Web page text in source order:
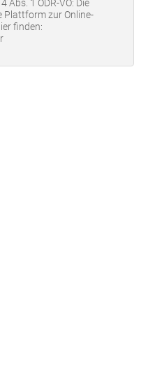
Abs. 1 ODR-VO: Die
Plattform zur Online-
finden: